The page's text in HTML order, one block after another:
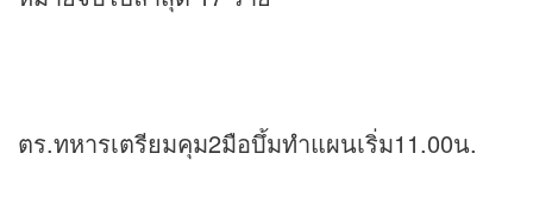
ตร.ทหารเตรียมคุม2มือบึ้มทำแผนเริ่ม11.00น.